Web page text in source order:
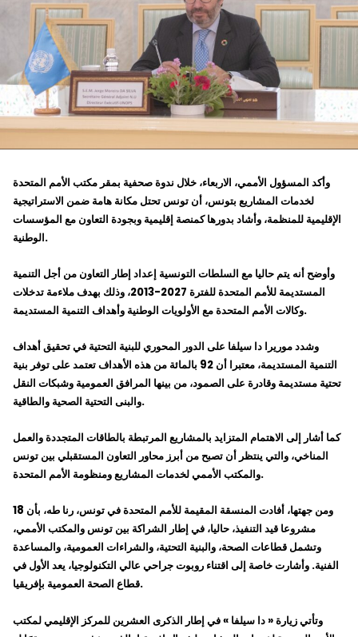
وأكد المسؤول الأممي، الاربعاء، خلال ندوة صحفية بمقر مكتب الأمم المتحدة
لخدمات المشاريع بتونس، أن تونس تحتل مكانة هامة ضمن الاستراتيجية
الإقليمية للمنظمة، وأشاد بدورها كمنصة إقليمية وبجودة التعاون مع المؤسسات
الوطنية.
وأوضح أنه يتم حاليا مع السلطات التونسية إعداد إطار التعاون من أجل التنمية
المستديمة للأمم المتحدة للفترة 2027-2013، وذلك بهدف ملاءمة تدخلات
وكالات الأمم المتحدة مع الأولويات الوطنية وأهداف التنمية المستديمة.
وشدد موريرا دا سيلفا على الدور المحوري للبنية التحتية في تحقيق أهداف
التنمية المستديمة، معتبرا أن 92 بالمائة من هذه الأهداف تعتمد على توفر بنية
تحتية مستديمة وقادرة على الصمود، من بينها المرافق العمومية وشبكات النقل
والبنى التحتية الصحية والطاقية.
كما أشار إلى الاهتمام المتزايد بالمشاريع المرتبطة بالطاقات المتجددة والعمل
المناخي، والتي ينتظر أن تصبح من أبرز محاور التعاون المستقبلي بين تونس
والمكتب الأممي لخدمات المشاريع ومنظومة الأمم المتحدة.
ومن جهتها، أفادت المنسقة المقيمة للأمم المتحدة في تونس، رنا طه، بأن 18
مشروعا قيد التنفيذ، حاليا، في إطار الشراكة بين تونس والمكتب الأممي،
وتشمل قطاعات الصحة، والبنية التحتية، والشراءات العمومية، والمساعدة
الفنية. وأشارت خاصة إلى اقتناء روبوت جراحي عالي التكنولوجيا، يعد الأول في
قطاع الصحة العمومية بإفريقيا.
وتأتي زيارة « دا سيلفا » في إطار الذكرى العشرين للمركز الإقليمي لمكتب